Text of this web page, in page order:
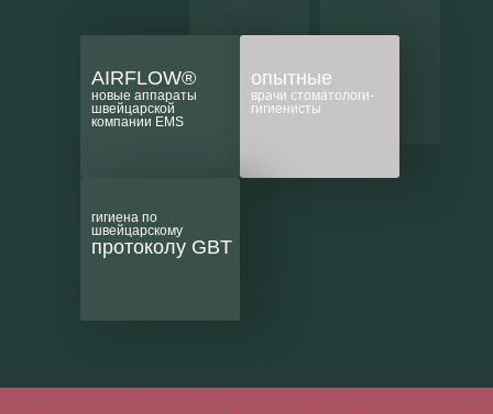
AIRFLOW®
новые аппараты
швейцарской
компании EMS
опытные
врачи стоматологи-
гигиенисты
гигиена по
швейцарскому
протоколу GBT